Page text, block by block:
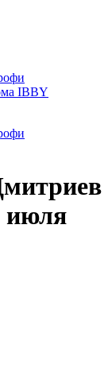
IBBY
июля